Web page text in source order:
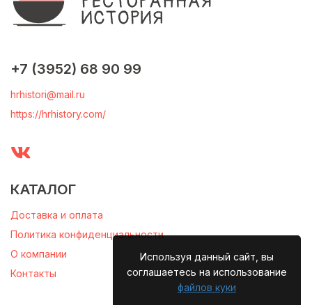
Используя данный сайт, вы
соглашаетесь на использование
файлов куки
+7 (3952) 68 90 99
hrhistori@mail.ru
https://hrhistory.com/
КАТАЛОГ
Доставка и оплата
Политика конфиденциальности
О компании
Контакты